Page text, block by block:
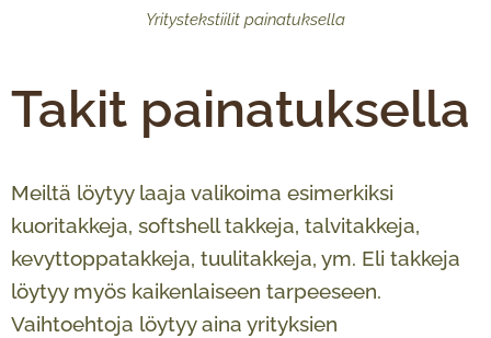
Yritystekstiilit painatuksella
Takit painatuksella
Meiltä löytyy laaja valikoima esimerkiksi
kuoritakkeja, softshell takkeja, talvitakkeja,
kevyttoppatakkeja, tuulitakkeja, ym. Eli takkeja
löytyy myös kaikenlaiseen tarpeeseen.
Vaihtoehtoja löytyy aina yrityksien